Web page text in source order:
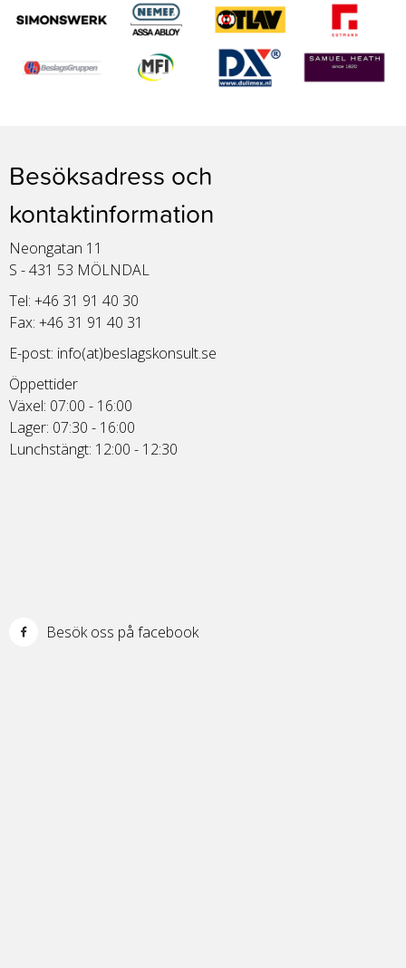
Besöksadress och
kontaktinformation
Neongatan 11
S - 431 53 MÖLNDAL
Tel: +46 31 91 40 30
Fax: +46 31 91 40 31
E-post: info(at)beslagskonsult.se
Öppettider
Växel: 07:00 - 16:00
Lager: 07:30 - 16:00
Lunchstängt: 12:00 - 12:30
Besök oss på facebook